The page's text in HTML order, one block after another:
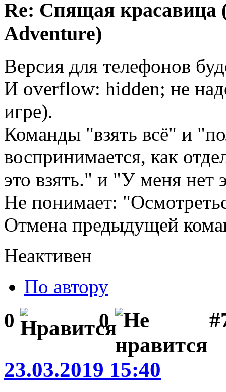
Re: Спящая красавица
Adventure)
Версия для телефонов
И overflow: hidden; не
игре).
Команды "взять всё" и
воспринимается, как
это взять." и "У меня нет
Не понимает:
Отмена предыдущей
Неактивен
По автору
0 0
23.03.2019 15:40